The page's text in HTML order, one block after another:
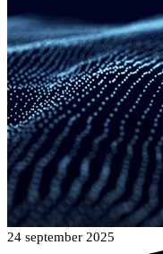
24 september 2025